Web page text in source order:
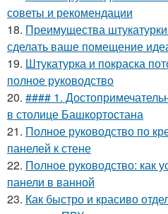
советы и рекомендации
18. Преимущества
сделать ваше помещение
19. Штукатурка и покраска
полное руководство
20. #### 1.
в столице Башкортостана
21. Полное руководство по
панелей к стене
22. Полное руководство: как
панели в ванной
23. Как быстро и красиво